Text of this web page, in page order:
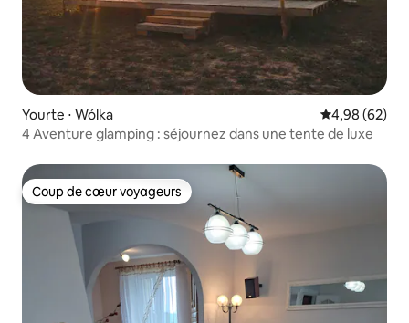
Yourte ⋅ Wólka Évaluation
4,98 (62)
4 Aventure glamping : séjournez dans une tente de luxe
Coup de cœur voyageurs
Coup de cœur voyageurs